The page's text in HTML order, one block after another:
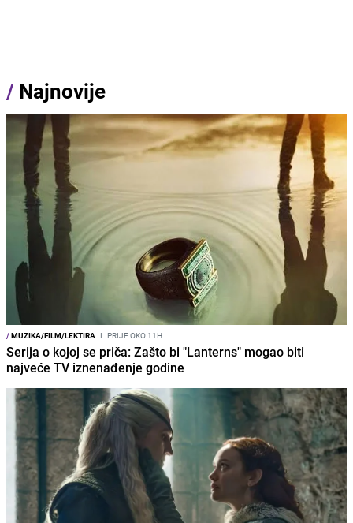
/ Najnovije
/MUZIKA/FILM/LEKTIRA I PRIJE OKO 11H
Serija o kojoj se priča: Zašto bi "Lanterns" mogao biti
najveće TV iznenađenje godine